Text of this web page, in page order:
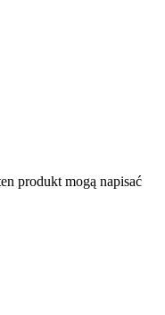
produkt mogą napisać